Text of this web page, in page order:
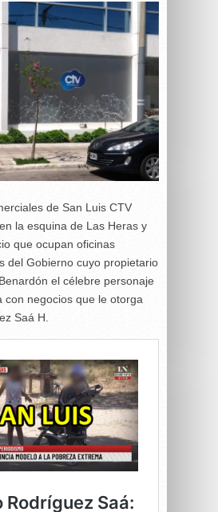
de San Luis CTV
la esquina de Las Heras y
que ocupan oficinas
del Gobierno cuyo propietario
el célebre personaje
con negocios que le otorga
Saá H.